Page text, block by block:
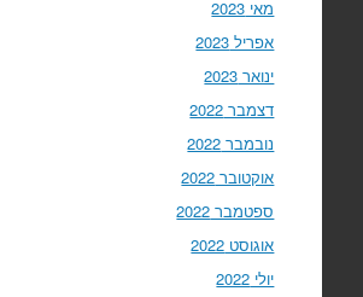
מאי 2023
אפריל 2023
ינואר 2023
דצמבר 2022
נובמבר 2022
אוקטובר 2022
ספטמבר 2022
אוגוסט 2022
יולי 2022